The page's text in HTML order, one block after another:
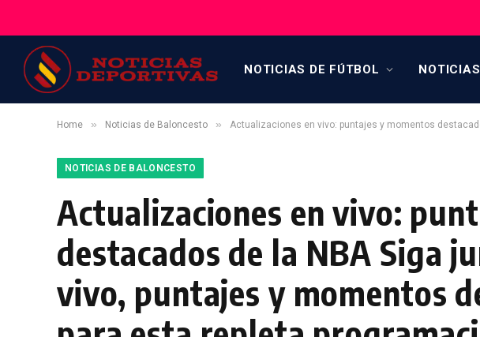
NOTICIAS DE FÚTBOL
Home » Noticias de Baloncesto » Actualizaciones en vivo: puntajes y momentos destacados de la
NOTICIAS DE BALONCESTO
Actualizaciones en vivo:
destacados de la NBA Siga
vivo, puntajes y momentos